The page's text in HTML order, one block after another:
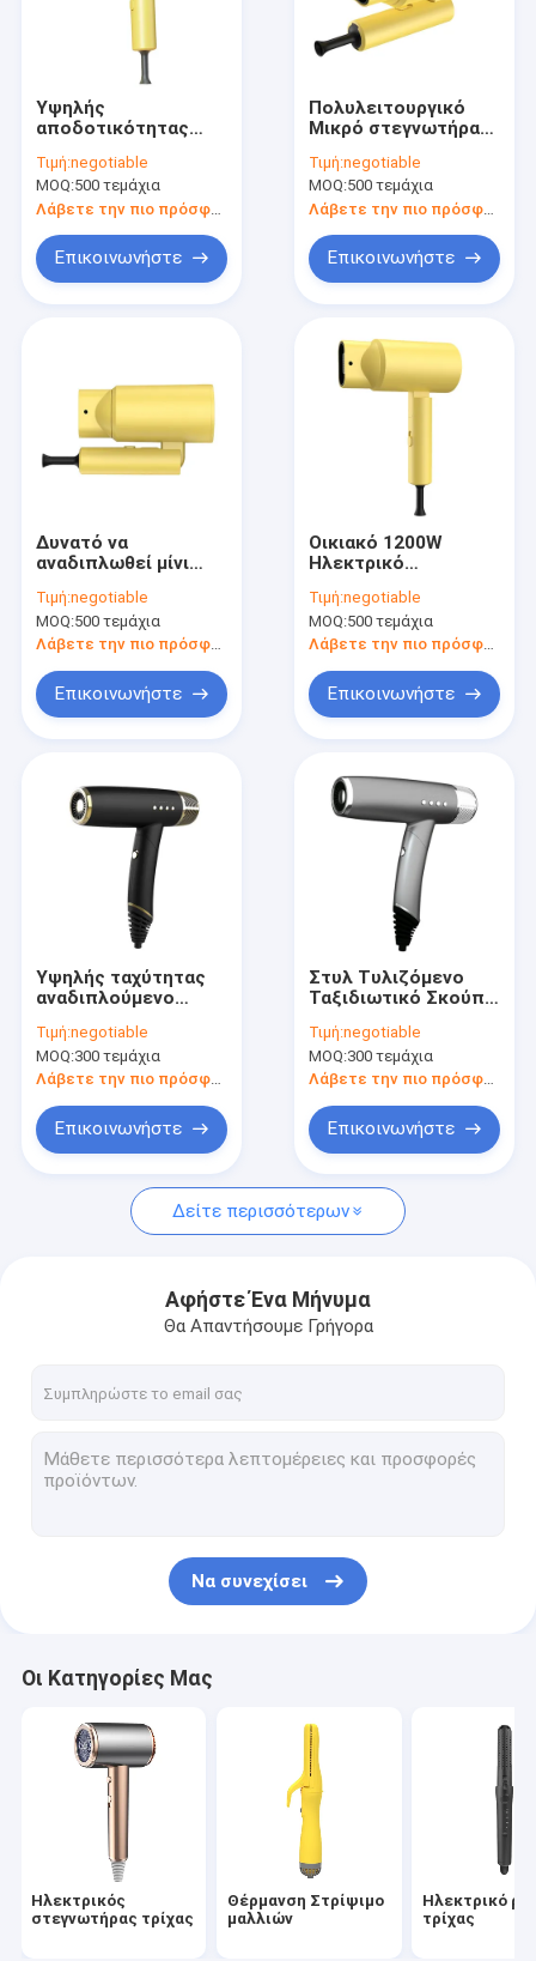
Προϊόντα
Σχετικά με εμάς
Επισκεψή εργοστασίου
Ειδήσεις
Υποθέσεις
Ζητήστε μια προσφορά
Θέρμανση Στρίψιμο μαλλιών
Ηλεκτρικό ρόλερ τρίχας
ηλεκτρική καυτή χτένα
Στεγνωτήρας τρίχας υψηλής ταχύτητας
Πολυλειτουργικό Στυλέρ Μαλλιών
Υψηλής
αποδοτικότητας
ακροφύσιο
αναδιπλούμενο
ταξιδιωτικό μέγεθος
ξηραντήρα θερμού
αέρα
Τιμή:negotiable
MOQ:500 τεμάχια
Λάβετε την πιο πρόσφατη τιμή
Επικοινωνήστε
Πολυλειτουργικό
Μικρό στεγνωτήρα
Φροντίδα μαλλιών με
ψεκασμό Χαμηλό
θόρυβο
Τιμή:negotiable
MOQ:500 τεμάχια
Επικοινωνήστε
Δυνατό να
αναδιπλωθεί μίνι
μαλλιών με αρνητικά
ιόντα και συμπαγές
σχεδιασμό για
Τιμή:negotiable
MOQ:500 τεμάχια
Λάβετε την πιο πρόσφατη τιμή
Επικοινωνήστε
Οικιακό 1200W
Ηλεκτρικό
γρήγορη θέρμανση
σαλόνι με
προσαρμοσμένο
Τιμή:negotiable
MOQ:500 τεμάχια
Λάβετε την πιο πρόσφατη τιμή
Επικοινωνήστε
Υψηλής ταχύτητας
αναδιπλούμενο
χωρίς βούρτσα
κινητήρα φορητό
αναδιπλούμενο
Τιμή:negotiable
MOQ:300 τεμάχια
Λάβετε την πιο πρόσφατη τιμή
Επικοινωνήστε
Στυλ Τυλιζόμενο
Ταξιδιωτικό Σκούπι
αναπνευστήρας
Συγκεντρωτής BLDC
κινητήρας για το
Τιμή:negotiable
MOQ:300 τεμάχια
Λάβετε την πιο πρόσφατη τιμή
Επικοινωνήστε
Δείτε περισσότερων
Αφήστε Ένα Μήνυμα
Θα Απαντήσουμε Γρήγορα
Να συνεχίσει
Οι Κατηγορίες Μας
Ηλεκτρικός
στεγνωτήρας τρίχας
Θέρμανση Στρίψιμο
μαλλιών
Ηλεκτρικό
τρίχας